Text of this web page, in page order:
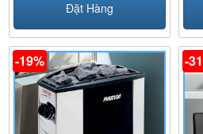
Đặt Hàng
-19% -